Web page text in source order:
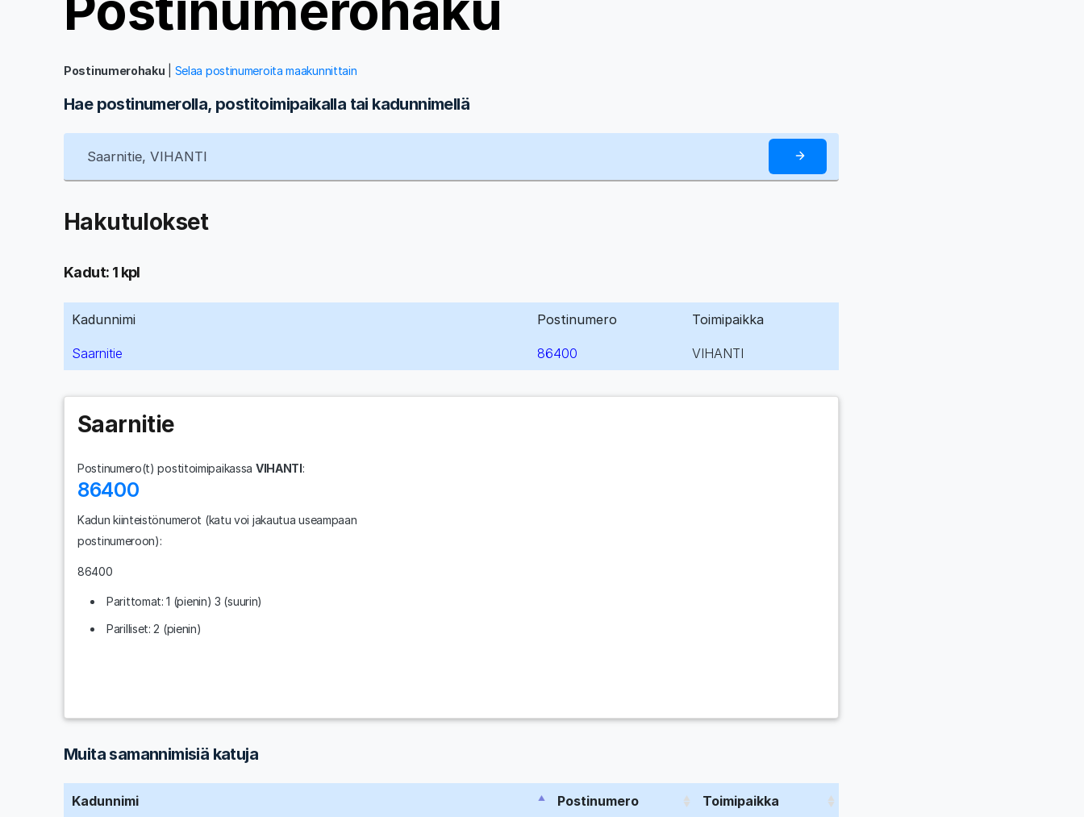
Postinumerohaku Selaa postinumeroita maakunnittain
Hae postinumerolla, postitoimipaikalla tai kadunnimellä
Hakutulokset
Kadut: 1 kpl
Kadunnimi Postinumero Toimipaikka
Saarnitie 86400 VIHANTI
Saarnitie
Postinumero(t) postitoimipaikassa VIHANTI:
86400
Kadun kiinteistönumerot (katu voi jakautua useampaan
postinumeroon):
86400
Parittomat: 1 (pienin) 3 (suurin)
Parilliset: 2 (pienin)
Muita samannimisiä katuja
Kadunnimi Postinumero Toimipaikka